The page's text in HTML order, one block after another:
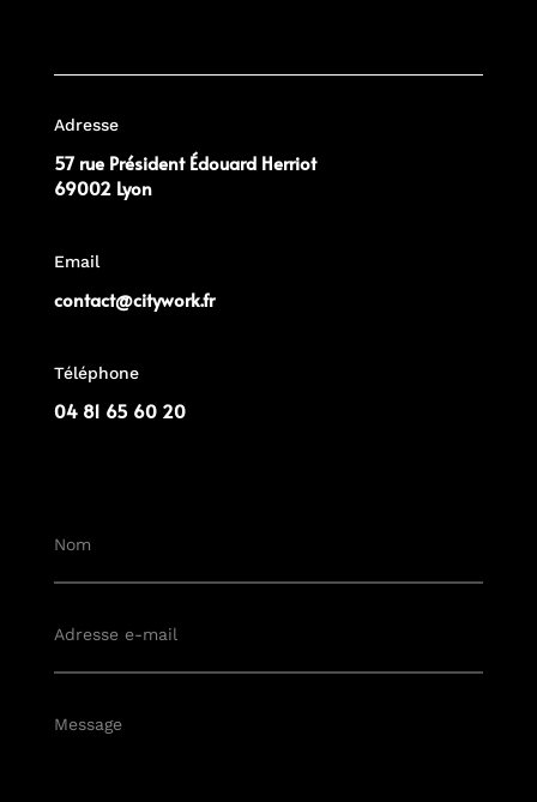
Adresse
57 rue Président Édouard Herriot
69002 Lyon
Email
contact@citywork.fr
Téléphone
04 81 65 60 20